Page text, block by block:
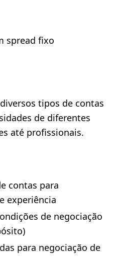
spread fixo
tipos de contas
de diferentes
até profissionais.
contas para
experiência
de negociação
para negociação de